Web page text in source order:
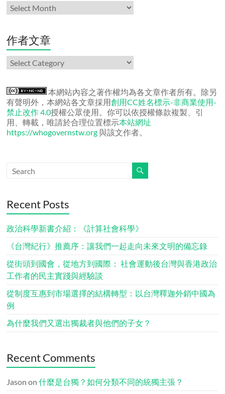
月
份
章
作者文章
作
者
章
本網站內容之著作權均為各文章作者所有。除另
有聲明外，本網站各文章採用創用CC姓名標示-非商業使用-
禁止改作 4.0授權公眾使用。你可以依授權條款複製、引
用、轉載，唯請於合理位置標示本站網址
https://whogovernstw.org與該文作者。
Recent Posts
政治科學新書介紹：《計算社會科學》
《台灣紀行》推薦序：讓我們一起走向未來文明的備忘錄
從街頭到國會，從地方到國際： 社會運動後台灣與香港政治
工作者的民主實踐與經驗談
從制度互惠到市場選擇的結構轉型：以台灣釋迦外銷中國為
例
為什麼我們又選出獨裁者與他們的子女？
Recent Comments
Jason on什麼是台獨？如何分類不同的統獨主張？